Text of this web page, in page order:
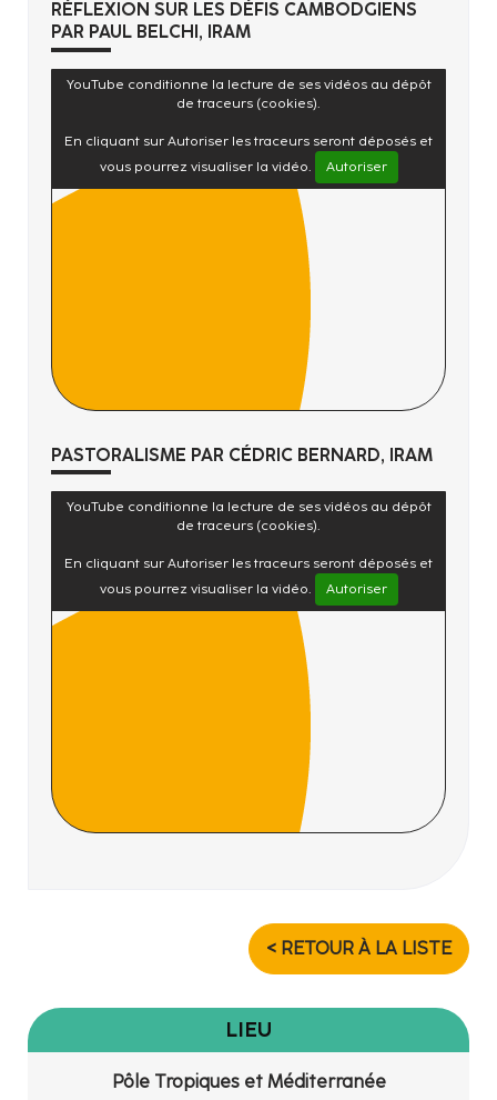
RÉFLEXION SUR LES DÉFIS CAMBODGIENS
PAR PAUL BELCHI, IRAM
YouTube conditionne la lecture de ses vidéos au dépôt
de traceurs (cookies).
En cliquant sur Autoriser les traceurs seront déposés et
vous pourrez visualiser la vidéo.
Autoriser
PASTORALISME PAR CÉDRIC BERNARD, IRAM
YouTube conditionne la lecture de ses vidéos au dépôt
de traceurs (cookies).
En cliquant sur Autoriser les traceurs seront déposés et
vous pourrez visualiser la vidéo.
Autoriser
< RETOUR À LA LISTE
LIEU
Pôle Tropiques et Méditerranée